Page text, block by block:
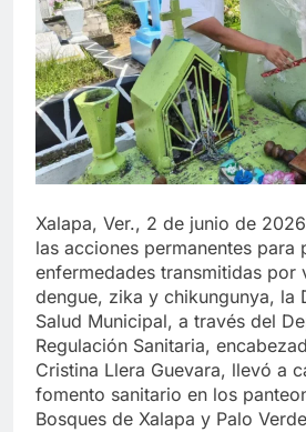
Xalapa, Ver., 2 de junio de
las acciones permanentes para
enfermedades transmitidas por
dengue, zika y chikungunya, la
Salud Municipal, a través del
Regulación Sanitaria,
Cristina Llera Guevara, llevó a
fomento sanitario en los
Bosques de Xalapa y Palo